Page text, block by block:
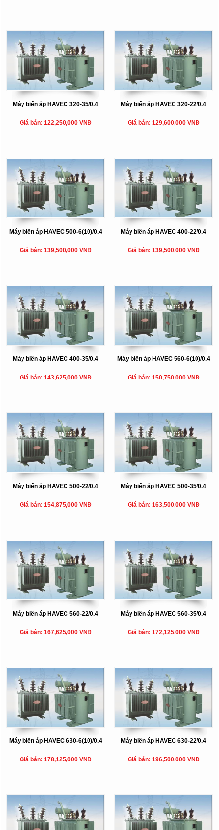
Máy biến áp HAVEC 320-35/0.4
Giá bán: 122,250,000 VNĐ
Máy biến áp HAVEC 320-22/0.4
Giá bán: 129,600,000 VNĐ
Máy biến áp HAVEC 500-6(10)/0.4
Giá bán: 139,500,000 VNĐ
Máy biến áp HAVEC 400-22/0.4
Giá bán: 139,500,000 VNĐ
Máy biến áp HAVEC 400-35/0.4
Giá bán: 143,625,000 VNĐ
Máy biến áp HAVEC 560-6(10)/0.4
Giá bán: 150,750,000 VNĐ
Máy biến áp HAVEC 500-22/0.4
Giá bán: 154,875,000 VNĐ
Máy biến áp HAVEC 500-35/0.4
Giá bán: 163,500,000 VNĐ
Máy biến áp HAVEC 560-22/0.4
Giá bán: 167,625,000 VNĐ
Máy biến áp HAVEC 560-35/0.4
Giá bán: 172,125,000 VNĐ
Máy biến áp HAVEC 630-6(10)/0.4
Giá bán: 178,125,000 VNĐ
Máy biến áp HAVEC 630-22/0.4
Giá bán: 196,500,000 VNĐ